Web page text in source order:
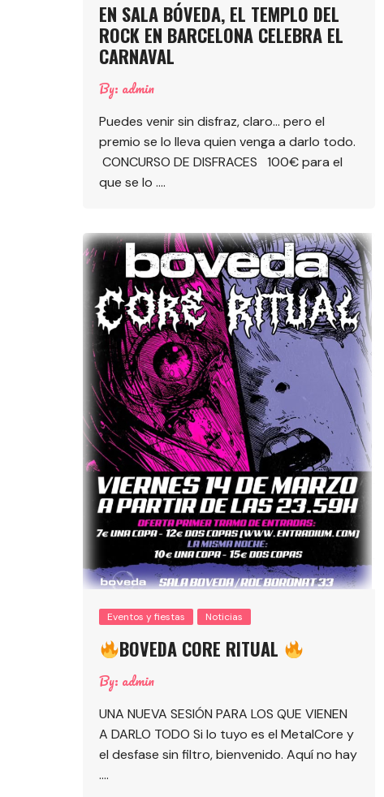
EN SALA BÓVEDA, EL TEMPLO DEL
ROCK EN BARCELONA CELEBRA EL
CARNAVAL
By: admin
Puedes venir sin disfraz, claro… pero el
premio se lo lleva quien venga a darlo todo.
CONCURSO DE DISFRACES 100€ para el
que se lo ….
Eventos y fiestas Noticias
BOVEDA CORE RITUAL
By: admin
UNA NUEVA SESIÓN PARA LOS QUE VIENEN
A DARLO TODO Si lo tuyo es el MetalCore y
el desfase sin filtro, bienvenido. Aquí no hay
….